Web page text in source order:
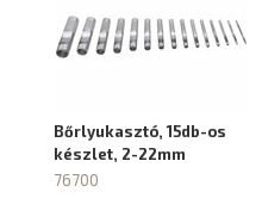
Bőrlyukasztó, 15db-os
készlet, 2-22mm
76700